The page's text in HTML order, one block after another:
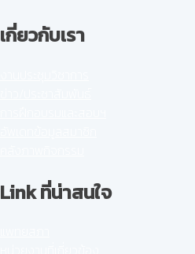
เกี่ยวกับเรา
Link ที่น่าสนใจ